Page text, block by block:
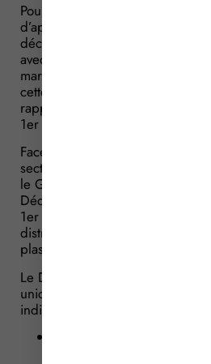
Pour expliquer l’absence de
d’application, le Gouvernement
décembre 2015, que la France
avec la Commission
mars 2016. Ce qui repoussait
cette même date. Mais le
rappeler que la Loi entrait tout
1er janvier 2016.
Face à l’attente des fabricants
secteur et pour leur permettre
le Gouvernement vient de faire
Décret dont l’entrée en
1er juillet 2016 ! Jusqu’à cette
distributeurs peuvent utiliser
plastiques jusqu’à épuisement.
Le Décret précise que les sacs
unique devront, à compter du
indiquer (par un marquage
que le sac pourra être